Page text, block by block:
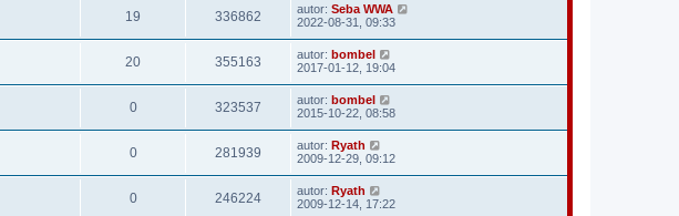
19 336862 autor: Seba WWA
2022-08-31, 09:33
20 355163 autor: bombel
2017-01-12, 19:04
0 323537 autor: bombel
2015-10-22, 08:58
0 281939 autor: Ryath
2009-12-29, 09:12
0 246224 autor: Ryath
2009-12-14, 17:22